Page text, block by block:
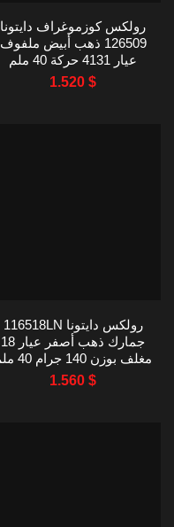
رولكس كوزموغراف دايتونا
126509 ذهب أبيض ملفوف
عيار 4131 حركة 40 ملم
1.520 $
رولكس دايتونا 116518LN
جمارك ذهب أصفر عيار 18
مغلف بوزن 140 جرام 40 ملم
1.560 $